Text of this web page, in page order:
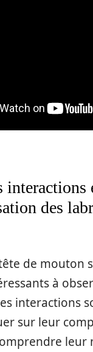
interactions
des
de mouton
à
interactions
sur leur
leur